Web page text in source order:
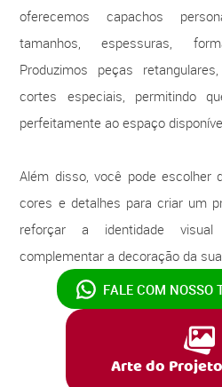
oferecemos capachos
tamanhos, espessuras,
Produzimos peças
cortes especiais, permitindo
perfeitamente ao espaço
Além disso, você pode escolher
cores e detalhes para criar um
reforçar a identidade
complementar a decoração da
FALE COM NOSSO
Arte do